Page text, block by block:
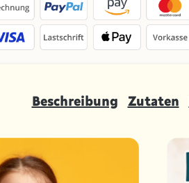
Beschreibung Zutaten